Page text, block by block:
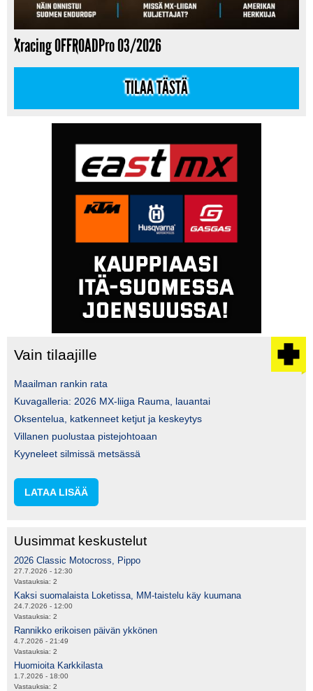
Xracing OFFROADPro 03/2026
TILAA TÄSTÄ
Vain tilaajille
Maailman rankin rata
Kuvagalleria: 2026 MX-liiga Rauma, lauantai
Oksentelua, katkenneet ketjut ja keskeytys
Villanen puolustaa pistejohtoaan
Kyyneleet silmissä metsässä
LATAA LISÄÄ
Uusimmat keskustelut
2026 Classic Motocross, Pippo
27.7.2026 - 12:30
Vastauksia: 2
Kaksi suomalaista Loketissa, MM-taistelu käy kuumana
24.7.2026 - 12:00
Vastauksia: 2
Rannikko erikoisen päivän ykkönen
4.7.2026 - 21:49
Vastauksia: 2
Huomioita Karkkilasta
1.7.2026 - 18:00
Vastauksia: 2